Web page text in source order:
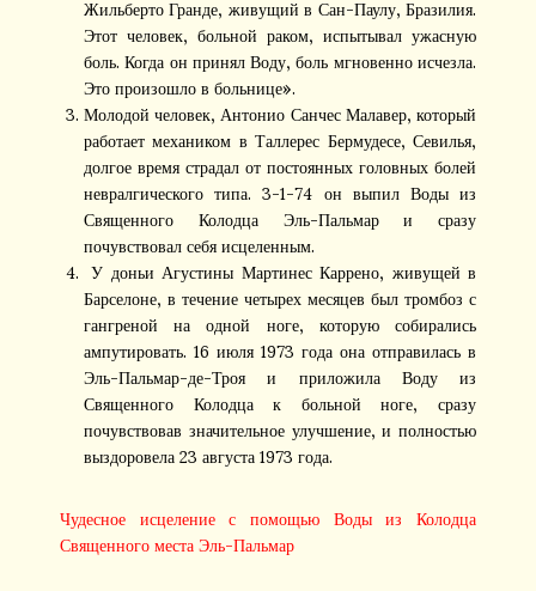
Этот человек, больной раком, испытывал ужасную
боль. Когда он принял Воду, боль мгновенно исчезла.
Это произошло в больнице».
Молодой человек, Антонио Санчес Малавер, который
работает механиком в Таллерес Бермудесе, Севилья,
долгое время страдал от постоянных головных болей
невралгического типа. 3-1-74 он выпил Воды из
Священного Колодца Эль-Пальмар и сразу
почувствовал себя исцеленным.
У доньи Агустины Мартинес Каррено, живущей в
Барселоне, в течение четырех месяцев был тромбоз с
гангреной на одной ноге, которую собирались
ампутировать. 16 июля 1973 года она отправилась в
Эль-Пальмар-де-Троя и приложила Воду из
Священного Колодца к больной ноге, сразу
почувствовав значительное улучшение, и полностью
выздоровела 23 августа 1973 года.
Чудесное исцеление с помощью Воды из Колодца
Священного места Эль-Пальмар